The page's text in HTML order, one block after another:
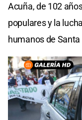
Acuña, de 102
populares y la
humanos de Santa